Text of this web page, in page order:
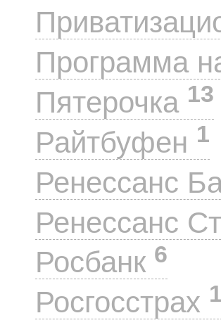
Программа
Пятерочка 13
Райтбуфен 1
Ренессанс
Ренессанс
Росбанк 6
Росгосстрах 1